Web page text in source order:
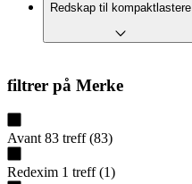
Redskap til kompaktlastere
filtrer på Merke
Avant 83 treff (83)
Redexim 1 treff (1)